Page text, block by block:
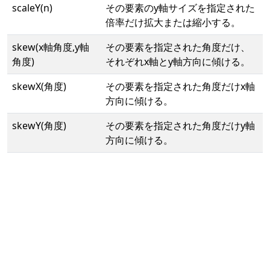
scaleY(n)
その要素のy軸サイズを指定された
倍率だけ拡大または縮小する。
skew(x軸角度,y軸
角度)
その要素を指定された角度だけ、
それぞれx軸とy軸方向に傾ける。
skewX(角度)
その要素を指定された角度だけx軸
方向に傾ける。
skewY(角度)
その要素を指定された角度だけy軸
方向に傾ける。